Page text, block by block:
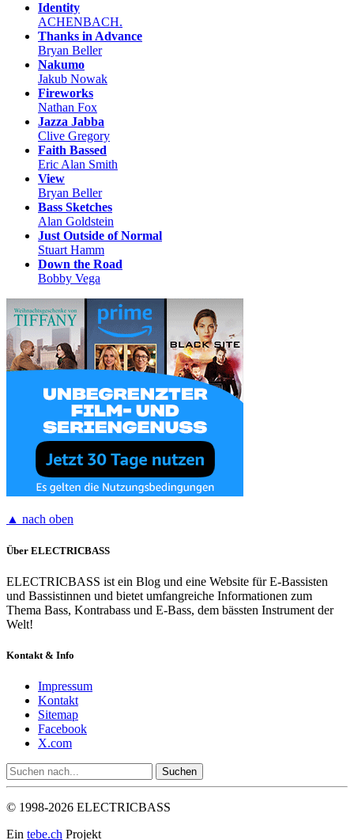
Identity
ACHENBACH.
Thanks in Advance
Bryan Beller
Nakumo
Jakub Nowak
Fireworks
Nathan Fox
Jazza Jabba
Clive Gregory
Faith Bassed
Eric Alan Smith
View
Bryan Beller
Bass Sketches
Alan Goldstein
Just Outside of Normal
Stuart Hamm
Down the Road
Bobby Vega
▲ nach oben
Über ELECTRICBASS
ELECTRICBASS ist ein Blog und eine Website für E-Bassisten
und Bassistinnen und bietet umfangreiche Informationen zum
Thema Bass, Kontrabass und E-Bass, dem bässten Instrument der
Welt!
Kontakt & Info
Impressum
Kontakt
Sitemap
Facebook
X.com
© 1998-2026 ELECTRICBASS
Ein tebe.ch Projekt